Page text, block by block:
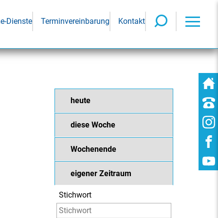
Dienste Terminvereinbarung Kontakt
heute
diese Woche
Wochenende
eigener Zeitraum
Stichwort